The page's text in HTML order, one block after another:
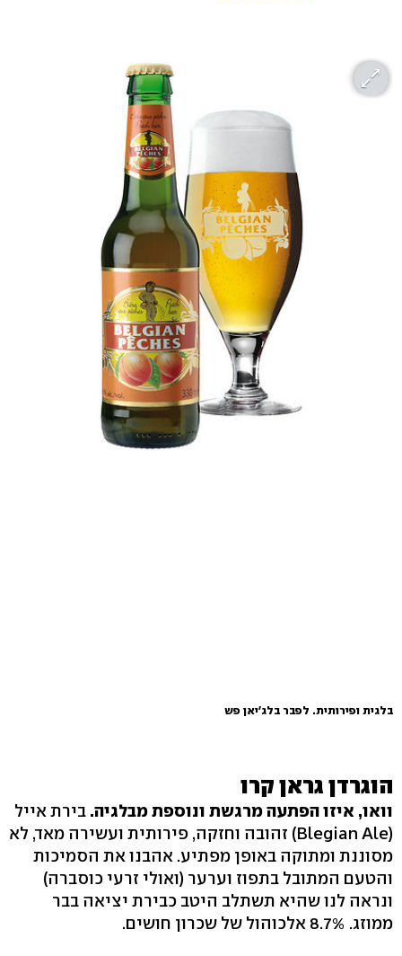
בלגית ופירותית. לפבר בלג'יאן פש
הוגרדן גראן קרו
וואו, איזו הפתעה מרגשת ונוספת מבלגיה. בירת אייל
(Blegian Ale) זהובה וחזקה, פירותית ועשירה מאד, לא
מסוננת ומתוקה באופן מפתיע. אהבנו את הסמיכות
והטעם המתובל בתפוז וערער (ואולי זרעי כוסברה)
ונראה לנו שהיא תשתלב היטב כבירת יציאה בבר
ממוזג. 8.7% אלכוהול של שכרון חושים.